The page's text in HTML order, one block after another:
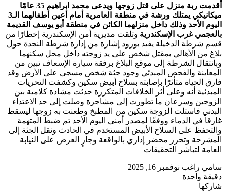
أقدمت ربة منزل على قتل زوجها ويدعى محمد ابراهيم 35 عامًا
ميكانيكي يمتلك ورشة في منطقة العامرية أمام أعين أطفالهما الـ3
اليوم الأحد وذلك داخل منزلهما الكائن في منطقة أبو يوسف القديمة
بالعجمي غرب الإسكندرية وتلقت مديرية أمن الإسكندرية إخطارًا من
قسم شرطة الدخيلة يفيد بورود إشارة من إدارة شرطة النجدة حول
بلاغ من الأهالي بمقتل شخص على يد زوجته داخل محل سكنهما
وبانتقال الشرطة إلى موقع البلاغ برفقة سيارة الإسعاف تبين من
المعاينة والفحص المبدئي وجود جثة شخص مسجى على الأرض وقد
فارق الحياة متأثرًا بإصابته بسلاح أبيض سكين وكشفت التحريات
المبدئية أنه وعلى أثر الخلافات المتكررة حدثت مشادة كلامية بين
الزوجين وسرعان ما تطورت إلى مشاجرة وصلت إلى حد الاعتداء
البدني فاستلت الزوجة سكين من المطبخ وطعنت به زوجها ليسقط
غارقا في الدماء ووفقًا لمصدر أمني اليوم الأحد تم ضبط المتهمة
والتحفظ على السلاح الأبيض المستخدم في الحادث ونقل الجثة إلى
المشرحة وتحرر محضر إداري بالواقعة وجارٍ العرض على النيابة
العامة لتباشر التحقيقات
سامي راغب أرسل
نوفمبر 16, 2025
دقيقة واحدة
فيسبوك
‫X
لينكدإن
بينتيريست
‫Pocket
واتساب
تيلقرام
ڤايبر
لاين
شاركها